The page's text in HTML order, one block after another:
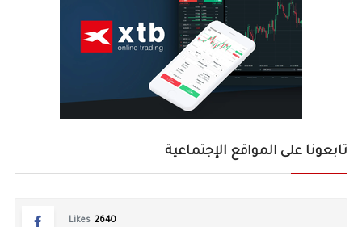
تابعونا على المواقع الإجتماعية
Likes 2640